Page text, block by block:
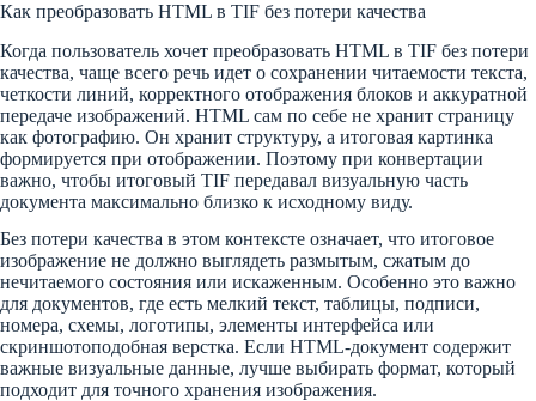
Как преобразовать HTML в TIF без потери качества
Когда пользователь хочет преобразовать HTML в TIF без потери
качества, чаще всего речь идет о сохранении читаемости текста,
четкости линий, корректного отображения блоков и аккуратной
передаче изображений. HTML сам по себе не хранит страницу
как фотографию. Он хранит структуру, а итоговая картинка
формируется при отображении. Поэтому при конвертации
важно, чтобы итоговый TIF передавал визуальную часть
документа максимально близко к исходному виду.
Без потери качества в этом контексте означает, что итоговое
изображение не должно выглядеть размытым, сжатым до
нечитаемого состояния или искаженным. Особенно это важно
для документов, где есть мелкий текст, таблицы, подписи,
номера, схемы, логотипы, элементы интерфейса или
скриншотоподобная верстка. Если HTML-документ содержит
важные визуальные данные, лучше выбирать формат, который
подходит для точного хранения изображения.